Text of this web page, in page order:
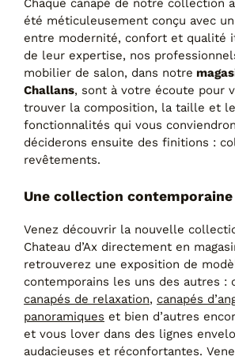
Canapés convertibles
Canapés d'angle
Canapés droits
Canapés modulables
Canapés relax
Fauteuils de relaxation D-Stress
PAR TAILLE
Industriel
Chaque canapé de notre collection a
été méticuleusement conçu avec
entre modernité, confort et qualité
de leur expertise, nos
mobilier de salon, dans notre
Challans, sont à votre écoute pour
trouver la composition, la taille et
fonctionnalités qui vous
déciderons ensuite des finitions :
revêtements.
Une collection
Venez découvrir la nouvelle
Chateau d’Ax directement en
retrouverez une exposition de
contemporains les uns des autres :
canapés de relaxation, canapés
panoramiques et bien d’autres
et vous lover dans des lignes
audacieuses et réconfortantes.